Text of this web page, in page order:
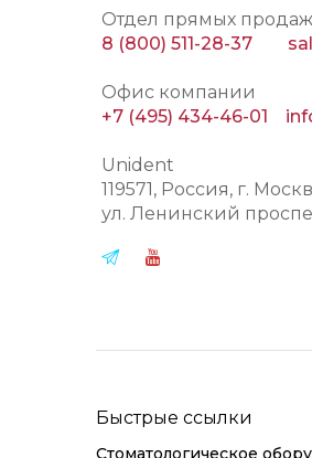
Отдел прямых продаж
8 (800) 511-28-37
Офис компании
+7 (495) 434-46-01
Unident
119571, Россия, г.
ул. Ленинский
Быстрые ссылки
Стоматологическое